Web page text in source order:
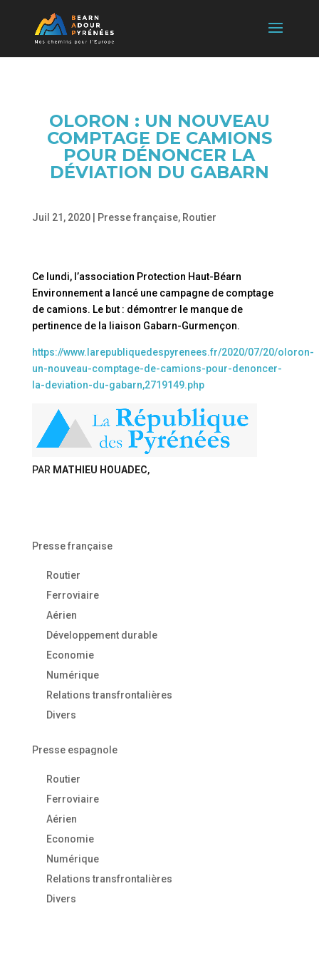
OLORON : UN NOUVEAU
COMPTAGE DE CAMIONS
POUR DÉNONCER LA
DÉVIATION DU GABARN
Juil 21, 2020| Presse française, Routier
Ce lundi, l’association Protection Haut-Béarn
Environnement a lancé une campagne de comptage
de camions. Le but : démontrer le manque de
pertinence de la liaison Gabarn-Gurmençon.
https://www.larepubliquedespyrenees.fr/2020/07/20/oloron-
un-nouveau-comptage-de-camions-pour-denoncer-
la-deviation-du-gabarn,2719149.php
PAR MATHIEU HOUADEC,
Presse française
Routier
Ferroviaire
Aérien
Développement durable
Economie
Numérique
Relations transfrontalières
Divers
Presse espagnole
Routier
Ferroviaire
Aérien
Economie
Numérique
Relations transfrontalières
Divers